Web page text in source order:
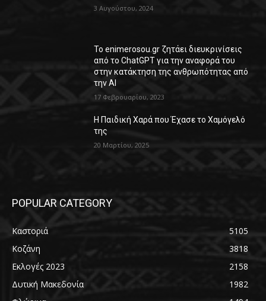
3 Αυγούστου, 2024
Το enimerosou.gr ζητάει διευκρινίσεις
από το ChatGPT για την αναφορά του
στην κατάκτηση της ανθρωπότητας από
την AI
17 Φεβρουαρίου, 2023
Η Παιδική Χαρά που Έχασε το Χαμόγελό
της
20 Μαρτίου, 2025
POPULAR CATEGORY
Καστοριά
5105
Κοζάνη
3818
Εκλογές 2023
2158
Δυτική Μακεδονία
1982